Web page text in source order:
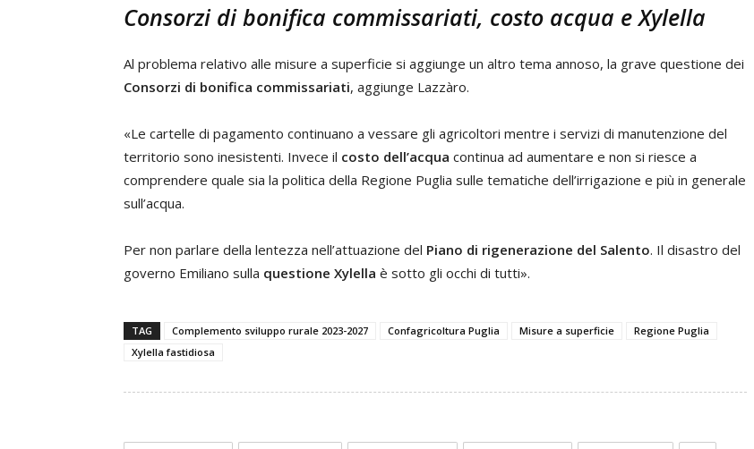
Consorzi di bonifica commissariati, costo acqua e Xylella
Al problema relativo alle misure a superficie si aggiunge un altro tema annoso, la grave questione dei
Consorzi di bonifica commissariati, aggiunge Lazzàro.
«Le cartelle di pagamento continuano a vessare gli agricoltori mentre i servizi di manutenzione del
territorio sono inesistenti. Invece il costo dell’acqua continua ad aumentare e non si riesce a
comprendere quale sia la politica della Regione Puglia sulle tematiche dell’irrigazione e più in generale
sull’acqua.
Per non parlare della lentezza nell’attuazione del Piano di rigenerazione del Salento. Il disastro del
governo Emiliano sulla questione Xylella è sotto gli occhi di tutti».
TAG Complemento sviluppo rurale 2023-2027 Confagricoltura Puglia Misure a superficie
Regione Puglia
Xylella fastidiosa